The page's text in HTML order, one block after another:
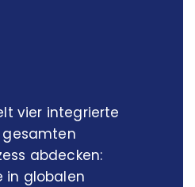
vier integrierte
gesamten
abdecken:
in globalen